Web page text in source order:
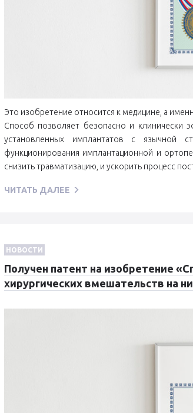
Это изобретение относится к медицине, а
Способ позволяет безопасно и клинически
установленных имплантатов с язычной
функционирования имплантационной и
снизить травматизацию, и ускорить процесс
ЧИТАТЬ ДАЛЕЕ
НОВОСТИ
Получен патент на изобретение
хирургических вмешательств на